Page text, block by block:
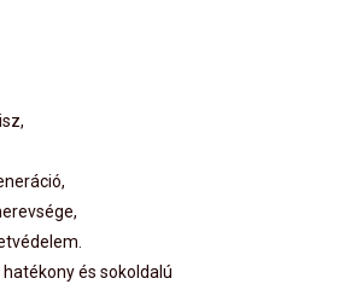
és sokoldalú